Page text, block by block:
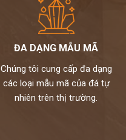
ĐA DẠNG MẪU MÃ
Chúng tôi cung cấp đa dạng
các loại mẫu mã của đá tự
nhiên trên thị trường.